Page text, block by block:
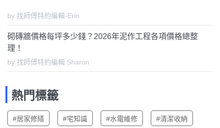
by 找師傅特約編輯-Erin
砌磚牆價格每坪多少錢？2026年泥作工程各項價格總整
理！
by 找師傅特約編輯 Sharon
熱門標籤
#居家修繕 #宅知識 #水電維修 #清潔收納